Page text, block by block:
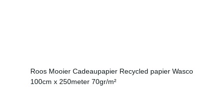
Roos Mooier Cadeaupapier Recycled papier Wasco
100cm x 250meter 70gr/m²